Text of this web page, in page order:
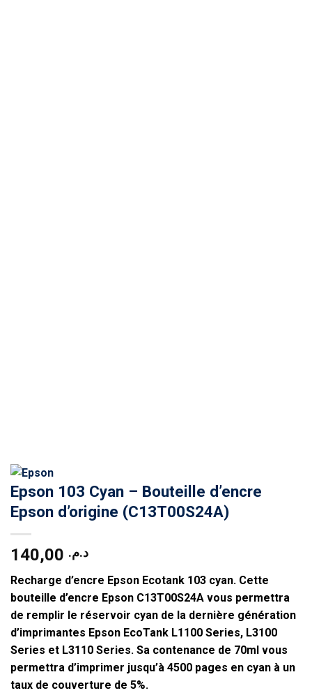
Epson 103 Cyan – Bouteille d’encre
Epson d’origine (C13T00S24A)
د.م.
Recharge d’encre Epson Ecotank 103 cyan. Cette
bouteille d’encre Epson C13T00S24A vous permettra
de remplir le réservoir cyan de la dernière génération
d’imprimantes Epson EcoTank L1100 Series, L3100
Series et L3110 Series. Sa contenance de 70ml vous
permettra d’imprimer jusqu’à 4500 pages en cyan à un
taux de couverture de 5%.